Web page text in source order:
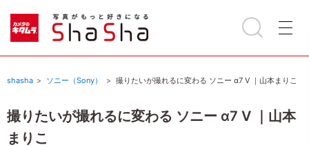
shasha ソニー（Sony） 撮りたいが撮れるに変わる ソニー α7 V ｜山本まりこ
撮りたいが撮れるに変わる ソニー α7 V ｜山本
まりこ